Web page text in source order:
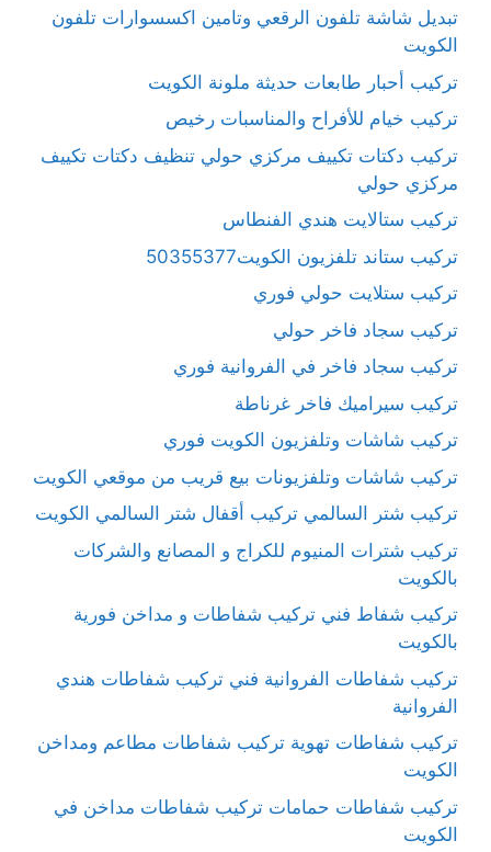
تبديل شاشة تلفون الرقعي وتامين اكسسوارات تلفون
الكويت
تركيب أحبار طابعات حديثة ملونة الكويت
تركيب خيام للأفراح والمناسبات رخيص
تركيب دكتات تكييف مركزي حولي تنظيف دكتات تكييف
مركزي حولي
تركيب ستالايت هندي الفنطاس
تركيب ستاند تلفزيون الكويت50355377
تركيب ستلايت حولي فوري
تركيب سجاد فاخر حولي
تركيب سجاد فاخر في الفروانية فوري
تركيب سيراميك فاخر غرناطة
تركيب شاشات وتلفزيون الكويت فوري
تركيب شاشات وتلفزيونات بيع قريب من موقعي الكويت
تركيب شتر السالمي تركيب أقفال شتر السالمي الكويت
تركيب شترات المنيوم للكراج و المصانع والشركات
بالكويت
تركيب شفاط فني تركيب شفاطات و مداخن فورية
بالكويت
تركيب شفاطات الفروانية فني تركيب شفاطات هندي
الفروانية
تركيب شفاطات تهوية تركيب شفاطات مطاعم ومداخن
الكويت
تركيب شفاطات حمامات تركيب شفاطات مداخن في
الكويت